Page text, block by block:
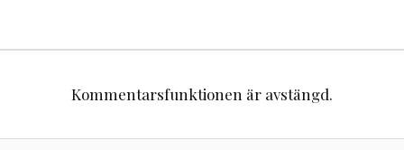
Kommentarsfunktionen är avstängd.